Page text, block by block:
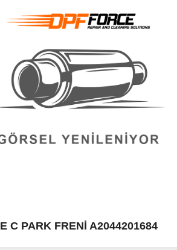
E C PARK FRENİ A2044201684